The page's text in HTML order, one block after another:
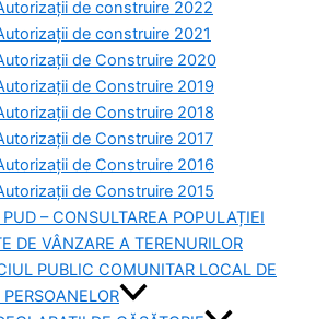
de construire 2022
de construire 2021
de Construire 2020
de Construire 2019
de Construire 2018
de Construire 2017
de Construire 2016
de Construire 2015
– CONSULTAREA POPULAȚIEI
DE VÂNZARE A TERENURILOR
PUBLIC COMUNITAR LOCAL DE